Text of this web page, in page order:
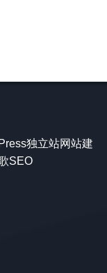
独立站网站建
SEO